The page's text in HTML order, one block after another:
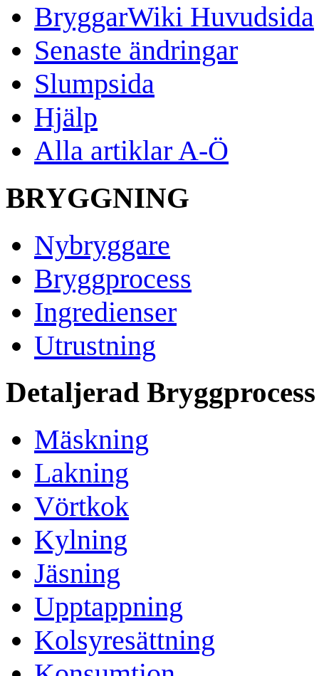
BryggarWiki Huvudsida
Senaste ändringar
Slumpsida
Hjälp
Alla artiklar A-Ö
BRYGGNING
Nybryggare
Bryggprocess
Ingredienser
Utrustning
Detaljerad Bryggprocess
Mäskning
Lakning
Vörtkok
Kylning
Jäsning
Upptappning
Kolsyresättning